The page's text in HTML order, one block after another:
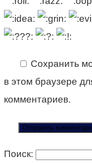
Сохранить
в этом браузере
комментариев.
Поиск: